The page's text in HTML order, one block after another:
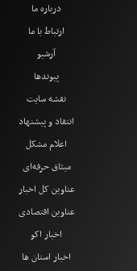
درباره ما
ارتباط با ما
آرشیو
پیوندها
نقشه سایت
انتقاد و پیشنهاد
اعلام مشکل
میثاق حرفه‌ای
عناوین کل اخبار
عناوین اقتصادی
اخبار اکو
اخبار استان ها